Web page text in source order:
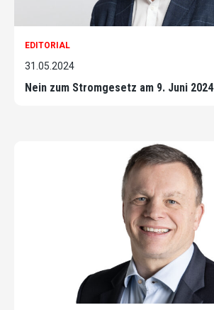
EDITORIAL
31.05.2024
Nein zum Stromgesetz am 9. Juni 2024